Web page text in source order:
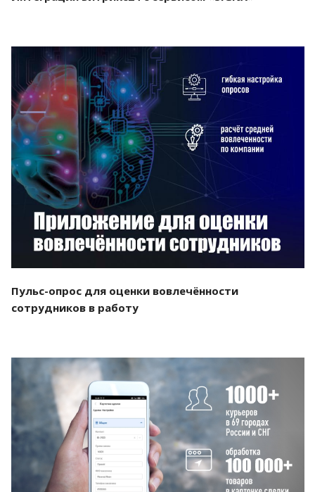
Смотреть проект
Пульс-опрос для оценки вовлечённости
сотрудников в работу
Смотреть проект